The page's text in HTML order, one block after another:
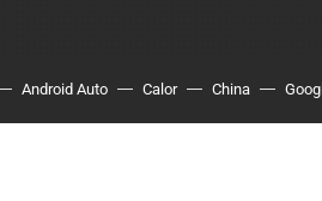
Android Auto Calor China